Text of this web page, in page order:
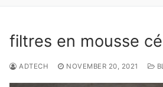
filtres en mousse
ADTECH NOVEMBER 20, 2021